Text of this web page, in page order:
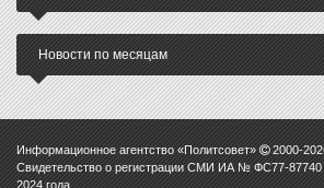
Новости по месяцам
Информационное агентство «Политсовет» 2000-
Свидетельство о регистрации СМИ ИА № ФС77-87740
2024 года.